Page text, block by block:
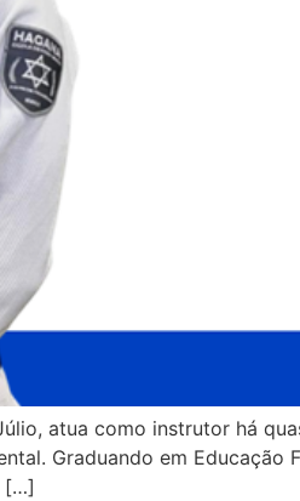
atua como instrutor há
Graduando em Educação
[…]